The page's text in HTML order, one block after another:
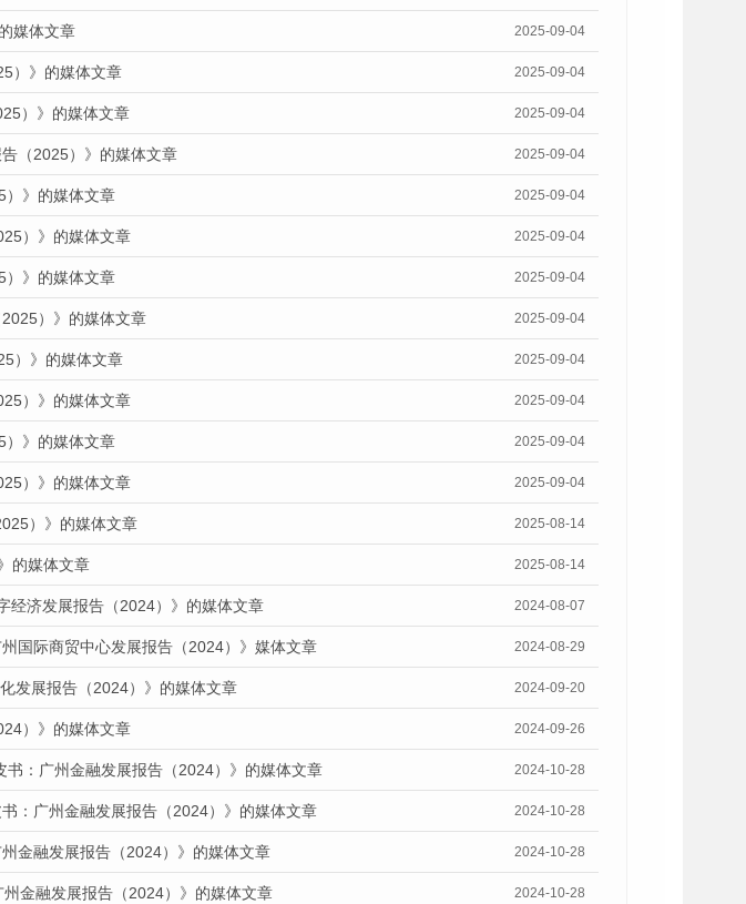
媒体文章 2025-09-04
）》的媒体文章 2025-09-04
）》的媒体文章 2025-09-04
（2025）》的媒体文章 2025-09-04
）》的媒体文章 2025-09-04
）》的媒体文章 2025-09-04
）》的媒体文章 2025-09-04
）》的媒体文章 2025-09-04
）》的媒体文章 2025-09-04
）》的媒体文章 2025-09-04
）》的媒体文章 2025-09-04
）》的媒体文章 2025-09-04
）》的媒体文章 2025-08-14
的媒体文章 2025-08-14
经济发展报告（2024）》的媒体文章 2024-08-07
国际商贸中心发展报告（2024）》媒体文章 2024-08-29
发展报告（2024）》的媒体文章 2024-09-20
）》的媒体文章 2024-09-26
：广州金融发展报告（2024）》的媒体文章 2024-10-28
：广州金融发展报告（2024）》的媒体文章 2024-10-28
金融发展报告（2024）》的媒体文章 2024-10-28
金融发展报告（2024）》的媒体文章 2024-10-28